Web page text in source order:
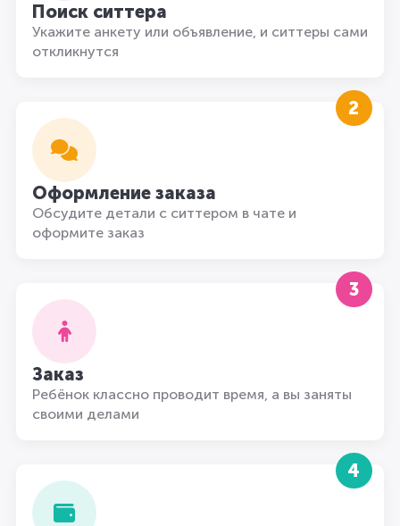
Поиск ситтера
Укажите анкету или объявление, и ситтеры сами
откликнутся
2
Оформление заказа
Обсудите детали с ситтером в чате и
оформите заказ
3
Заказ
Ребёнок классно проводит время, а вы заняты
своими делами
4